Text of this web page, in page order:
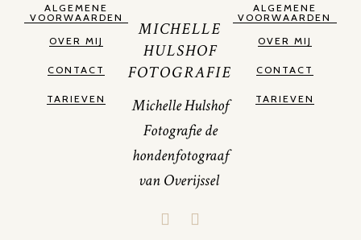
ALGEMENE
VOORWAARDEN
OVER MIJ
CONTACT
TARIEVEN
MICHELLE
HULSHOF
FOTOGRAFIE
Michelle Hulshof
Fotografie de
hondenfotograaf
van Overijssel
ALGEMENE
VOORWAARDEN
OVER MIJ
CONTACT
TARIEVEN